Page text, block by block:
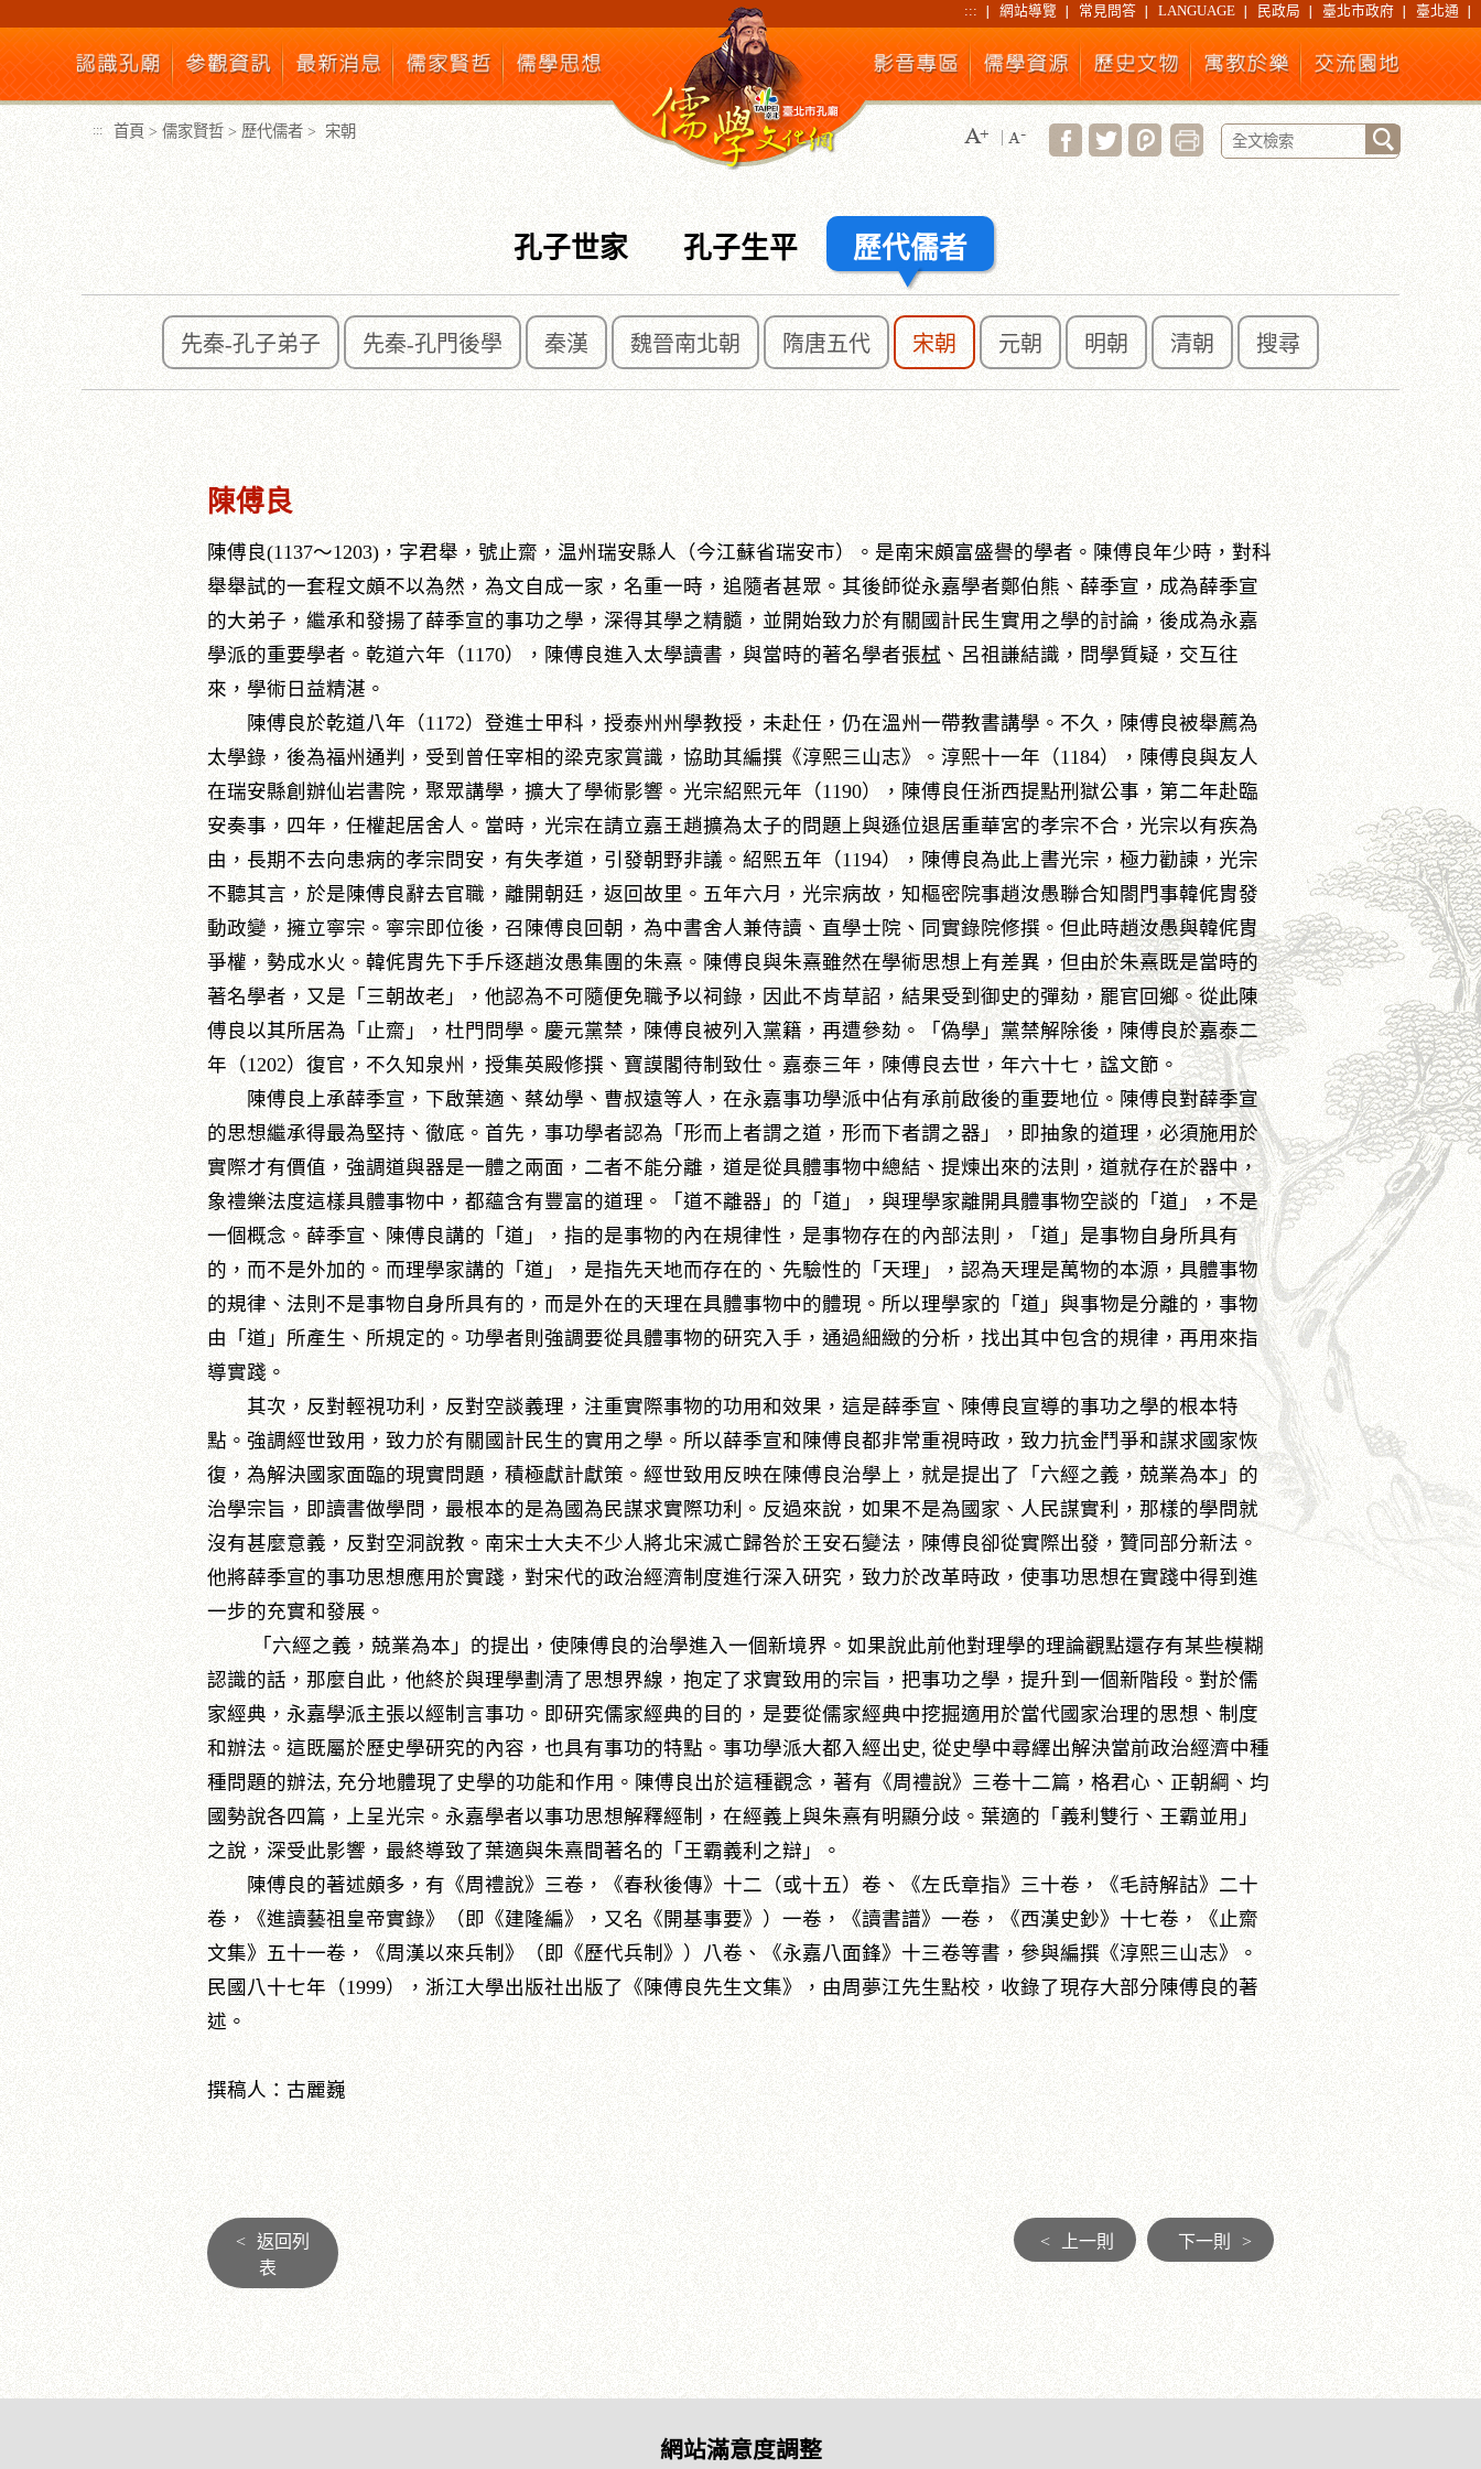
主
要
內
容
區
塊
::: 網站導覽 常見問答 LANGUAGE 民政局 臺北市政府 臺北通
::: 首頁 > 儒家賢哲 > 歷代儒者 > 宋朝
孔子世家 孔子生平 歷代儒者
先秦-孔子弟子 先秦-孔門後學 秦漢 魏晉南北朝 隋唐五代 宋朝 元朝 明朝 清朝 搜尋
::: 陳傅良
陳傅良(1137～1203)，字君舉，號止齋，温州瑞安縣人（今江蘇省瑞安市）。是南宋頗富盛譽的學者。陳傅良年少時，對科
舉舉試的一套程文頗不以為然，為文自成一家，名重一時，追隨者甚眾。其後師從永嘉學者鄭伯熊、薛季宣，成為薛季宣
的大弟子，繼承和發揚了薛季宣的事功之學，深得其學之精髓，並開始致力於有關國計民生實用之學的討論，後成為永嘉
學派的重要學者。乾道六年（1170），陳傅良進入太學讀書，與當時的著名學者張栻 、呂祖謙結識，問學質疑，交互往
來，學術日益精湛。
陳傅良於乾道八年（1172）登進士甲科，授泰州州學教授，未赴任，仍在溫州一帶教書講學。不久，陳傅良被舉薦為
太學錄，後為福州通判，受到曾任宰相的梁克家賞識，協助其編撰《淳熙三山志》。淳熙十一年（1184），陳傅良與友人
在瑞安縣創辦仙岩書院，聚眾講學，擴大了學術影響。光宗紹熙元年（1190），陳傅良任浙西提點刑獄公事，第二年赴臨
安奏事，四年，任權起居舍人。當時，光宗在請立嘉王趙擴為太子的問題上與遜位退居重華宮的孝宗不合，光宗以有疾為
由，長期不去向患病的孝宗問安，有失孝道，引發朝野非議。紹熙五年（1194），陳傅良為此上書光宗，極力勸諫，光宗
不聽其言，於是陳傅良辭去官職，離開朝廷，返回故里。五年六月，光宗病故，知樞密院事趙汝愚聯合知閤門事韓侂胄發
動政變，擁立寧宗。寧宗即位後，召陳傅良回朝，為中書舍人兼侍讀、直學士院、同實錄院修撰。但此時趙汝愚與韓侂胄
爭權，勢成水火。韓侂胄先下手斥逐趙汝愚集團的朱熹。陳傅良與朱熹雖然在學術思想上有差異，但由於朱熹既是當時的
著名學者，又是「三朝故老」，他認為不可隨便免職予以祠錄，因此不肯草詔，結果受到御史的彈劾，罷官回鄉。從此陳
傅良以其所居為「止齋」，杜門問學。慶元黨禁，陳傅良被列入黨籍，再遭參劾。「偽學」黨禁解除後，陳傅良於嘉泰二
年（1202）復官，不久知泉州，授集英殿修撰、寶謨閣待制致仕。嘉泰三年，陳傅良去世，年六十七，諡文節。
陳傅良上承薛季宣，下啟葉適、蔡幼學、曹叔遠等人，在永嘉事功學派中佔有承前啟後的重要地位。陳傅良對薛季宣
的思想繼承得最為堅持、徹底。首先，事功學者認為「形而上者謂之道，形而下者謂之器」，即抽象的道理，必須施用於
實際才有價值，強調道與器是一體之兩面，二者不能分離，道是從具體事物中總結、提煉出來的法則，道就存在於器中，
象禮樂法度這樣具體事物中，都蘊含有豐富的道理。「道不離器」的「道」，與理學家離開具體事物空談的「道」，不是
一個概念。薛季宣、陳傅良講的「道」，指的是事物的內在規律性，是事物存在的內部法則，「道」是事物自身所具有
的，而不是外加的。而理學家講的「道」，是指先天地而存在的、先驗性的「天理」，認為天理是萬物的本源，具體事物
的規律、法則不是事物自身所具有的，而是外在的天理在具體事物中的體現。所以理學家的「道」與事物是分離的，事物
由「道」所產生、所規定的。功學者則強調要從具體事物的研究入手，通過細緻的分析，找出其中包含的規律，再用來指
導實踐。
其次，反對輕視功利，反對空談義理，注重實際事物的功用和效果，這是薛季宣、陳傅良宣導的事功之學的根本特
點。強調經世致用，致力於有關國計民生的實用之學。所以薛季宣和陳傅良都非常重視時政，致力抗金鬥爭和謀求國家恢
復，為解決國家面臨的現實問題，積極獻計獻策。經世致用反映在陳傅良治學上，就是提出了「六經之義，兢業為本」的
治學宗旨，即讀書做學問，最根本的是為國為民謀求實際功利。反過來說，如果不是為國家、人民謀實利，那樣的學問就
沒有甚麼意義，反對空洞說教。南宋士大夫不少人將北宋滅亡歸咎於王安石變法，陳傅良卻從實際出發，贊同部分新法。
他將薛季宣的事功思想應用於實踐，對宋代的政治經濟制度進行深入研究，致力於改革時政，使事功思想在實踐中得到進
一步的充實和發展。
「六經之義，兢業為本」的提出，使陳傅良的治學進入一個新境界。如果說此前他對理學的理論觀點還存有某些模糊
認識的話，那麼自此，他終於與理學劃清了思想界線，抱定了求實致用的宗旨，把事功之學，提升到一個新階段。對於儒
家經典，永嘉學派主張以經制言事功。即研究儒家經典的目的，是要從儒家經典中挖掘適用於當代國家治理的思想、制度
和辦法。這既屬於歷史學研究的內容，也具有事功的特點。事功學派大都入經出史, 從史學中尋繹出解決當前政治經濟中種
種問題的辦法, 充分地體現了史學的功能和作用。陳傅良出於這種觀念，著有《周禮說》三卷十二篇，格君心、正朝綱、均
國勢說各四篇，上呈光宗。永嘉學者以事功思想解釋經制，在經義上與朱熹有明顯分歧。葉適的「義利雙行、王霸並用」
之說，深受此影響，最終導致了葉適與朱熹間著名的「王霸義利之辯」。
陳傅良的著述頗多，有《周禮說》三卷，《春秋後傳》十二（或十五）卷、《左氏章指》三十卷，《毛詩解詁》二十
卷，《進讀藝祖皇帝實錄》（即《建隆編》，又名《開基事要》）一卷，《讀書譜》一卷，《西漢史鈔》十七卷，《止齋
文集》五十一卷，《周漢以來兵制》（即《歷代兵制》）八卷、《永嘉八面鋒》十三卷等書，參與編撰《淳熙三山志》。
民國八十七年（1999），浙江大學出版社出版了《陳傅良先生文集》，由周夢江先生點校，收錄了現存大部分陳傅良的著
述。
撰稿人：古麗巍
< 返回列
表
< 上一則 下一則 >
網站滿意度調整